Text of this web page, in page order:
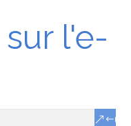
l'e-